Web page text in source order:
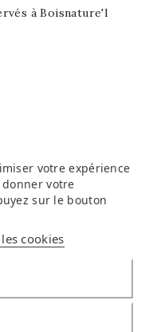
votre expérience
votre
sur le bouton
cookies
à Boisnature'l